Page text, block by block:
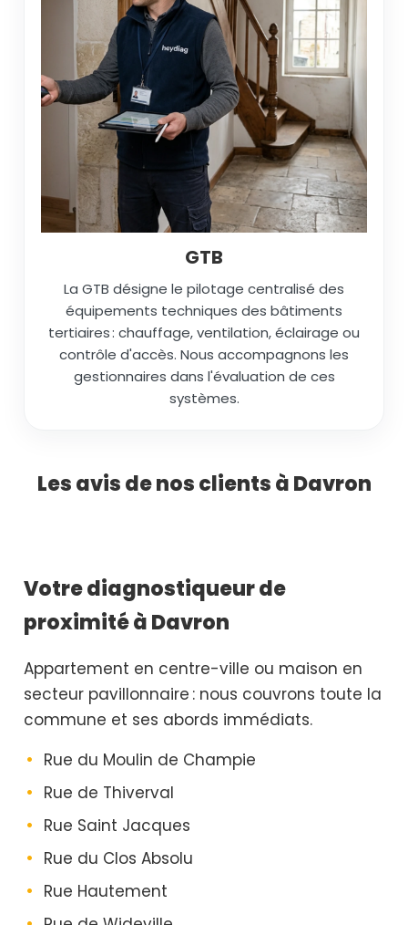
GTB
La GTB désigne le pilotage centralisé des
équipements techniques des bâtiments
tertiaires : chauffage, ventilation, éclairage ou
contrôle d'accès. Nous accompagnons les
gestionnaires dans l'évaluation de ces
systèmes.
Les avis de nos clients à Davron
Votre diagnostiqueur de
proximité à Davron
Appartement en centre-ville ou maison en
secteur pavillonnaire : nous couvrons toute la
commune et ses abords immédiats.
Rue du Moulin de Champie
Rue de Thiverval
Rue Saint Jacques
Rue du Clos Absolu
Rue Hautement